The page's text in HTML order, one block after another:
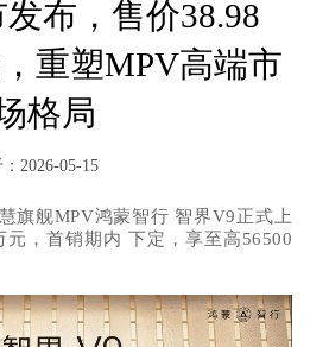
布，售价38.98
重塑MPV高端市
格局
2026-05-15
旗舰MPV鸿蒙智行 智界V9正式上
元，首销期内 下定，享至高56500